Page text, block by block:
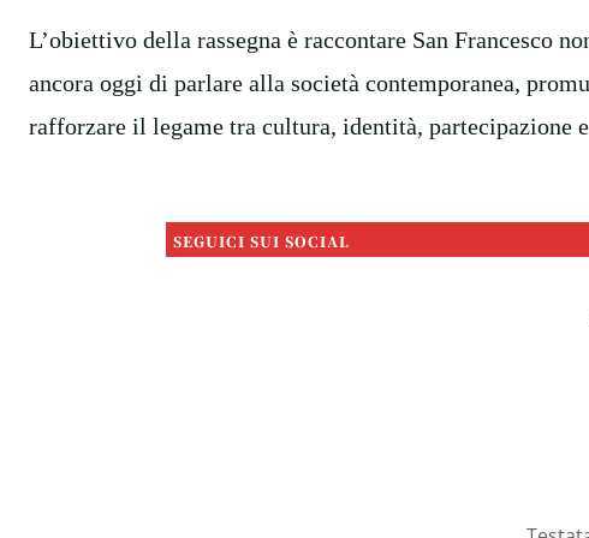
L’obiettivo della rassegna è raccontare San Francesco
ancora oggi di parlare alla società contemporanea,
rafforzare il legame tra cultura, identità, partecipazione
SEGUICI SUI SOCIAL